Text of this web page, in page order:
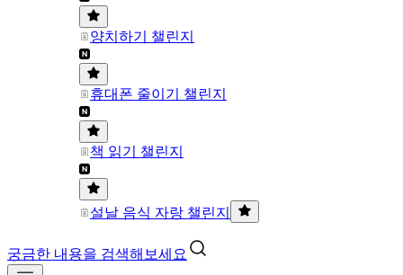
양치하기 챌린지
휴대폰 줄이기 챌린지
책 읽기 챌린지
설날 음식 자랑 챌린지
궁금한 내용을 검색해보세요